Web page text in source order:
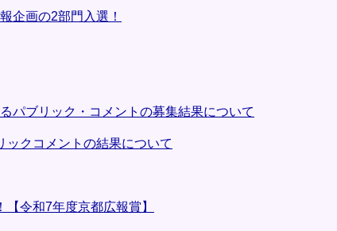
企画の2部門入選！
パブリック・コメントの募集結果について
ックコメントの結果について
令和7年度京都広報賞】